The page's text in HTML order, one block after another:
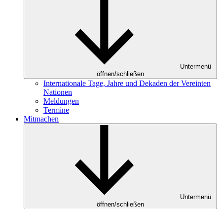
Untermenü
öffnen/schließen
Internationale Tage, Jahre und Dekaden der Vereinten
Nationen
Meldungen
Termine
Mitmachen
Untermenü
öffnen/schließen